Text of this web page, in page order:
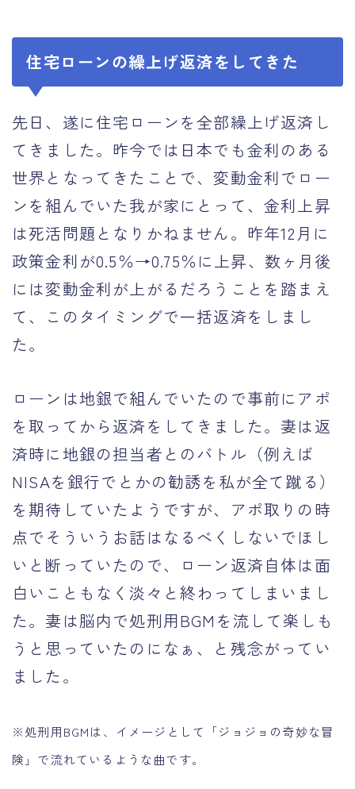
住宅ローンの繰上げ返済をしてきた
先日、遂に住宅ローンを全部繰上げ返済し
てきました。昨今では日本でも金利のある
世界となってきたことで、変動金利でロー
ンを組んでいた我が家にとって、金利上昇
は死活問題となりかねません。昨年12月に
政策金利が0.5％→0.75％に上昇、数ヶ月後
には変動金利が上がるだろうことを踏まえ
て、このタイミングで一括返済をしまし
た。
ローンは地銀で組んでいたので事前にアポ
を取ってから返済をしてきました。妻は返
済時に地銀の担当者とのバトル（例えば
NISAを銀行でとかの勧誘を私が全て蹴る）
を期待していたようですが、アポ取りの時
点でそういうお話はなるべくしないでほし
いと断っていたので、ローン返済自体は面
白いこともなく淡々と終わってしまいまし
た。妻は脳内で処刑用BGMを流して楽しも
うと思っていたのになぁ、と残念がってい
ました。
※処刑用BGMは、イメージとして「ジョジョの奇妙な冒
険」で流れているような曲です。